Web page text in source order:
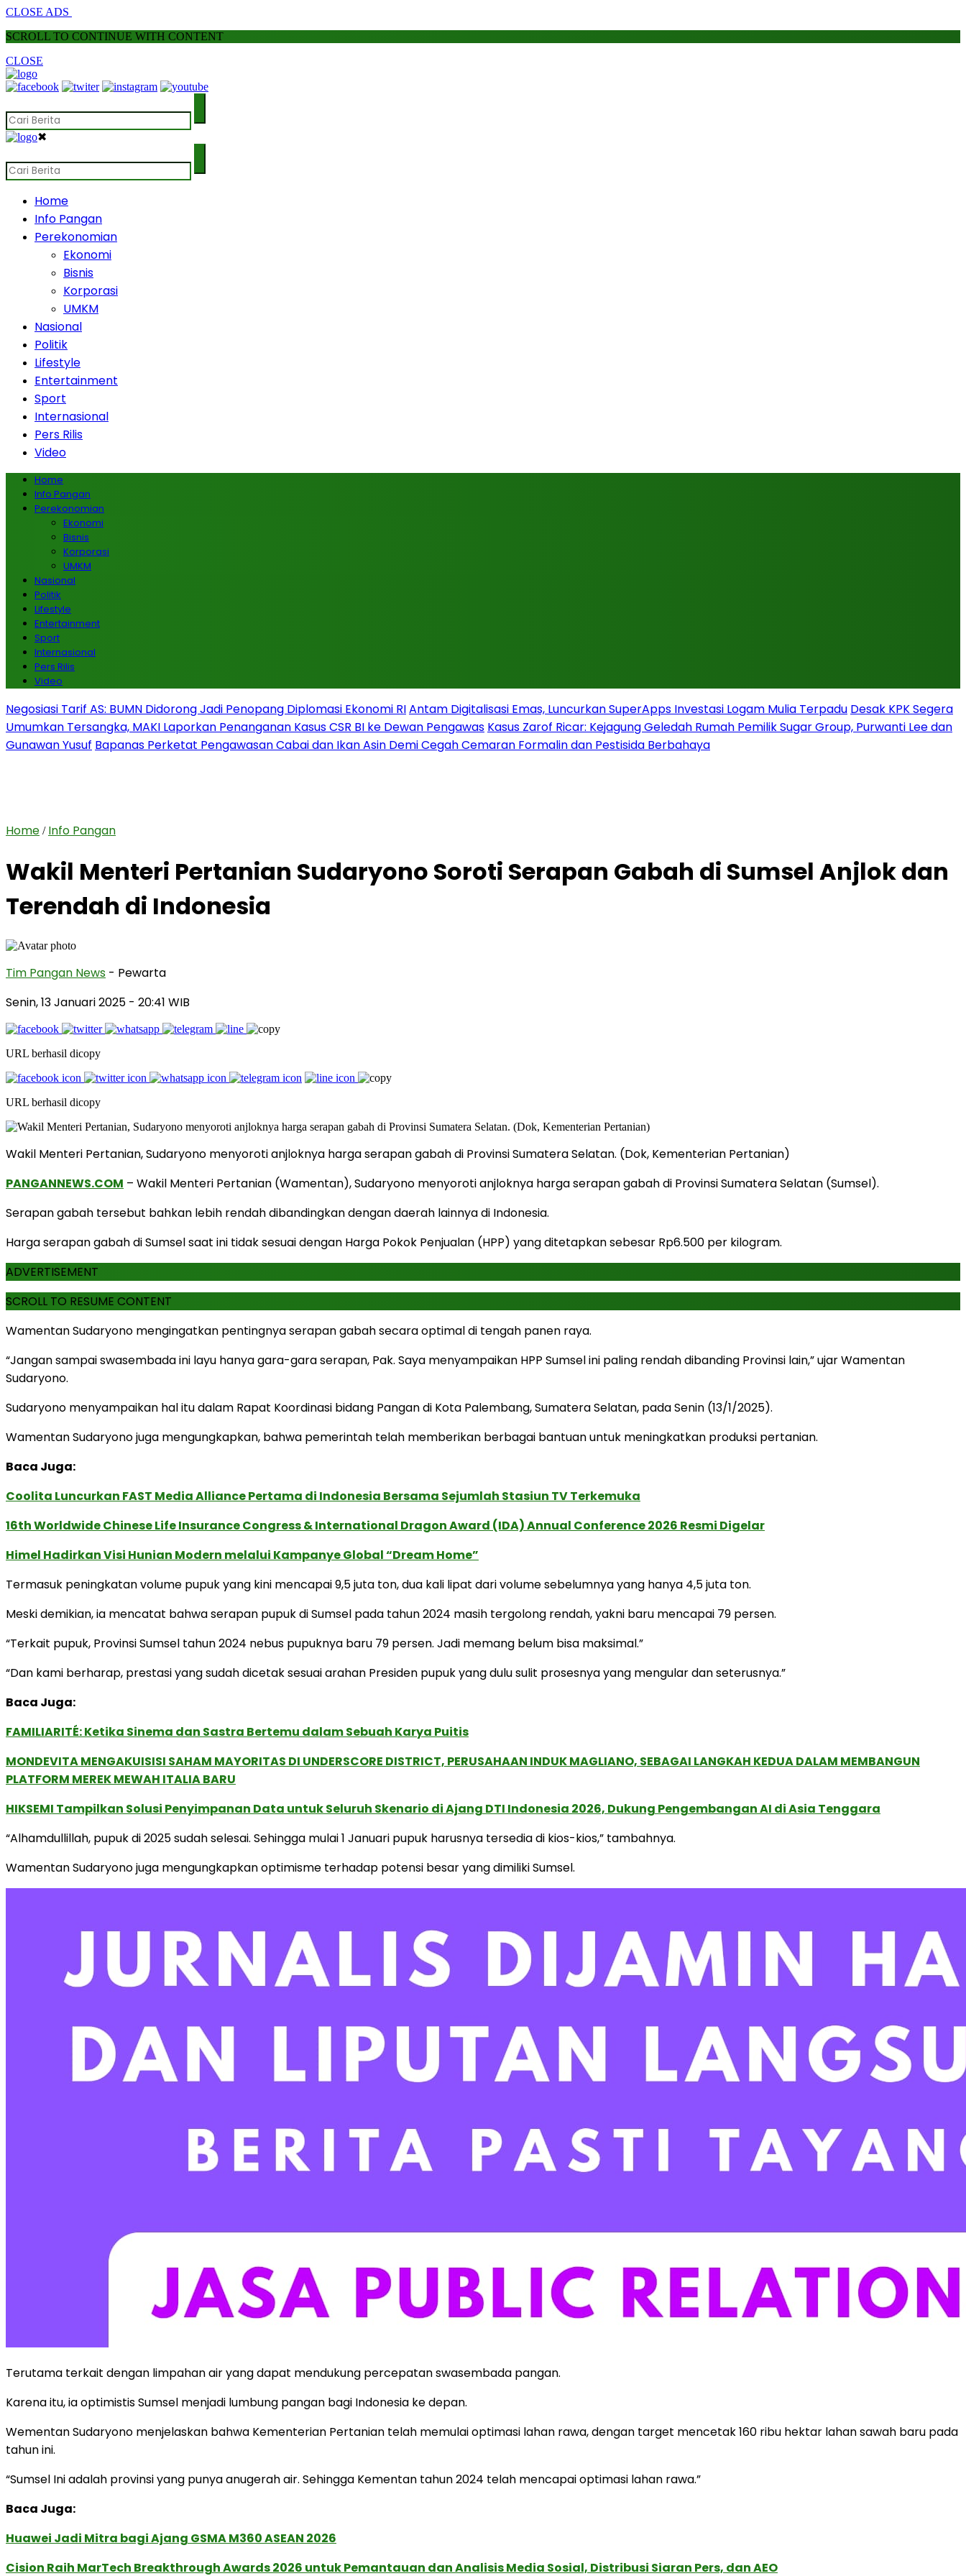
CLOSE ADS
SCROLL TO CONTINUE WITH CONTENT
CLOSE
✖
Home
Info Pangan
Perekonomian
Ekonomi
Bisnis
Korporasi
UMKM
Nasional
Politik
Lifestyle
Entertainment
Sport
Internasional
Pers Rilis
Video
Home
Info Pangan
Perekonomian
Ekonomi
Bisnis
Korporasi
UMKM
Nasional
Politik
Lifestyle
Entertainment
Sport
Internasional
Pers Rilis
Video
Negosiasi Tarif AS: BUMN Didorong Jadi Penopang Diplomasi Ekonomi RIAntam Digitalisasi Emas, Luncurkan SuperApps Investasi Logam Mulia Terpadu Desak KPK Segera
Umumkan Tersangka, MAKI Laporkan Penanganan Kasus CSR BI ke Dewan Pengawas Kasus Zarof Ricar: Kejagung Geledah Rumah Pemilik Sugar Group, Purwanti Lee dan
Gunawan Yusuf Bapanas Perketat Pengawasan Cabai dan Ikan Asin Demi Cegah Cemaran Formalin dan Pestisida Berbahaya
Home / Info Pangan
Wakil Menteri Pertanian Sudaryono Soroti Serapan Gabah di Sumsel Anjlok dan
Terendah di Indonesia
Tim Pangan News - Pewarta
Senin, 13 Januari 2025 - 20:41 WIB
URL berhasil dicopy
URL berhasil dicopy
Wakil Menteri Pertanian, Sudaryono menyoroti anjloknya harga serapan gabah di Provinsi Sumatera Selatan. (Dok, Kementerian Pertanian)
PANGANNEWS.COM – Wakil Menteri Pertanian (Wamentan), Sudaryono menyoroti anjloknya harga serapan gabah di Provinsi Sumatera Selatan (Sumsel).
Serapan gabah tersebut bahkan lebih rendah dibandingkan dengan daerah lainnya di Indonesia.
Harga serapan gabah di Sumsel saat ini tidak sesuai dengan Harga Pokok Penjualan (HPP) yang ditetapkan sebesar Rp6.500 per kilogram.
ADVERTISEMENT
SCROLL TO RESUME CONTENT
Wamentan Sudaryono mengingatkan pentingnya serapan gabah secara optimal di tengah panen raya.
“Jangan sampai swasembada ini layu hanya gara-gara serapan, Pak. Saya menyampaikan HPP Sumsel ini paling rendah dibanding Provinsi lain,” ujar Wamentan
Sudaryono.
Sudaryono menyampaikan hal itu dalam Rapat Koordinasi bidang Pangan di Kota Palembang, Sumatera Selatan, pada Senin (13/1/2025).
Wamentan Sudaryono juga mengungkapkan, bahwa pemerintah telah memberikan berbagai bantuan untuk meningkatkan produksi pertanian.
Baca Juga:
Coolita Luncurkan FAST Media Alliance Pertama di Indonesia Bersama Sejumlah Stasiun TV Terkemuka
16th Worldwide Chinese Life Insurance Congress & International Dragon Award (IDA) Annual Conference 2026 Resmi Digelar
Himel Hadirkan Visi Hunian Modern melalui Kampanye Global “Dream Home”
Termasuk peningkatan volume pupuk yang kini mencapai 9,5 juta ton, dua kali lipat dari volume sebelumnya yang hanya 4,5 juta ton.
Meski demikian, ia mencatat bahwa serapan pupuk di Sumsel pada tahun 2024 masih tergolong rendah, yakni baru mencapai 79 persen.
“Terkait pupuk, Provinsi Sumsel tahun 2024 nebus pupuknya baru 79 persen. Jadi memang belum bisa maksimal.”
“Dan kami berharap, prestasi yang sudah dicetak sesuai arahan Presiden pupuk yang dulu sulit prosesnya yang mengular dan seterusnya.”
Baca Juga:
FAMILIARITÉ: Ketika Sinema dan Sastra Bertemu dalam Sebuah Karya Puitis
MONDEVITA MENGAKUISISI SAHAM MAYORITAS DI UNDERSCORE DISTRICT, PERUSAHAAN INDUK MAGLIANO, SEBAGAI LANGKAH KEDUA DALAM MEMBANGUN
PLATFORM MEREK MEWAH ITALIA BARU
HIKSEMI Tampilkan Solusi Penyimpanan Data untuk Seluruh Skenario di Ajang DTI Indonesia 2026, Dukung Pengembangan AI di Asia Tenggara
“Alhamdullillah, pupuk di 2025 sudah selesai. Sehingga mulai 1 Januari pupuk harusnya tersedia di kios-kios,” tambahnya.
Wamentan Sudaryono juga mengungkapkan optimisme terhadap potensi besar yang dimiliki Sumsel.
Terutama terkait dengan limpahan air yang dapat mendukung percepatan swasembada pangan.
Karena itu, ia optimistis Sumsel menjadi lumbung pangan bagi Indonesia ke depan.
Wementan Sudaryono menjelaskan bahwa Kementerian Pertanian telah memulai optimasi lahan rawa, dengan target mencetak 160 ribu hektar lahan sawah baru pada
tahun ini.
“Sumsel Ini adalah provinsi yang punya anugerah air. Sehingga Kementan tahun 2024 telah mencapai optimasi lahan rawa.”
Baca Juga:
Huawei Jadi Mitra bagi Ajang GSMA M360 ASEAN 2026
Cision Raih MarTech Breakthrough Awards 2026 untuk Pemantauan dan Analisis Media Sosial, Distribusi Siaran Pers, dan AEO